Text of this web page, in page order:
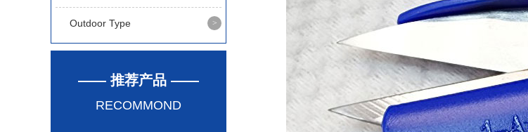
Outdoor Type
—— 推荐产品 ——
RECOMMOND